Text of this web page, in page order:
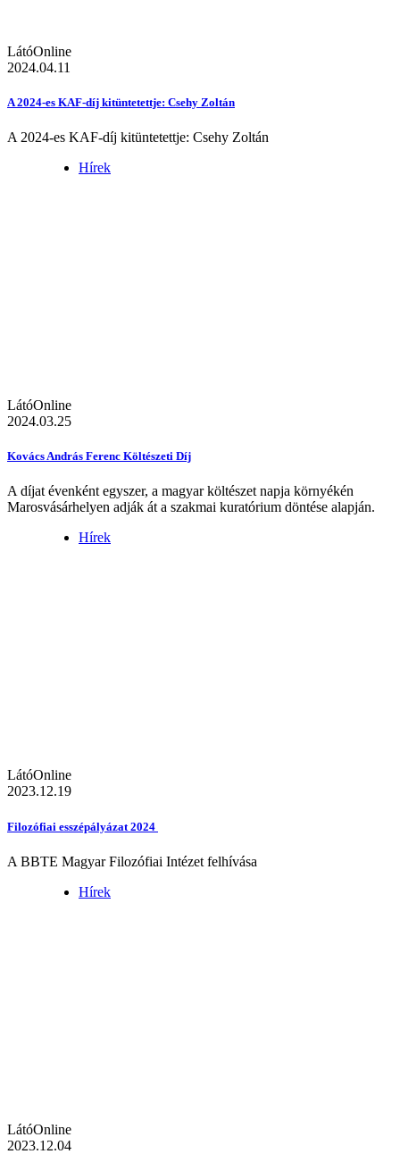
LátóOnline
2024.04.11
A 2024-es KAF-díj kitüntetettje: Csehy Zoltán
A 2024-es KAF-díj kitüntetettje: Csehy Zoltán
Hírek
LátóOnline
2024.03.25
Kovács András Ferenc Költészeti Díj
A díjat évenként egyszer, a magyar költészet napja környékén
Marosvásárhelyen adják át a szakmai kuratórium döntése alapján.
Hírek
LátóOnline
2023.12.19
Filozófiai esszépályázat 2024
A BBTE Magyar Filozófiai Intézet felhívása
Hírek
LátóOnline
2023.12.04